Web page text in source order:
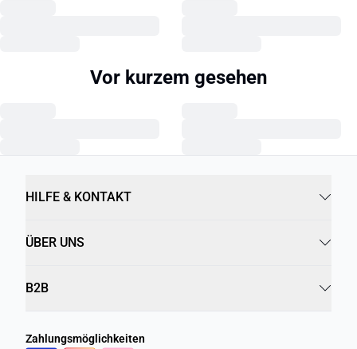
Vor kurzem gesehen
HILFE & KONTAKT
ÜBER UNS
B2B
Zahlungsmöglichkeiten